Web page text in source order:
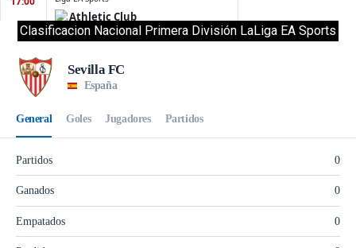
Clasificacion Nacional Primera División LaLiga EA Sports